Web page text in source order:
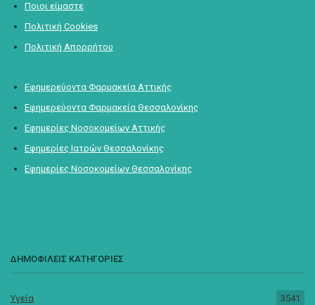
Ποιοι είμαστε
Πολιτική Cookies
Πολιτική Απορρήτου
Εφημερεύοντα Φαρμακεία Αττικής
Εφημερεύοντα Φαρμακεία Θεσσαλονίκης
Εφημερίες Νοσοκομείων Αττικής
Εφημερίες Ιατρών Θεσσαλονίκης
Εφημερίες Νοσοκομείων Θεσσαλονίκης
ΔΗΜΟΦΙΛΕΙΣ ΚΑΤΗΓΟΡΙΕΣ
Υγεία 3541